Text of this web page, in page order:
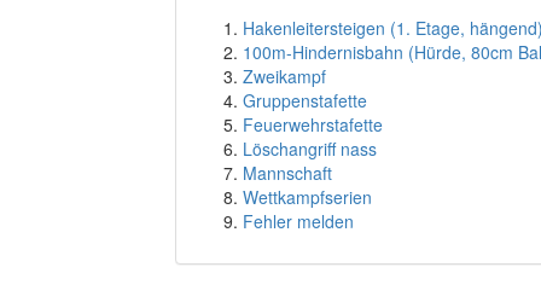
Hakenleitersteigen (1. Etage,
100m-Hindernisbahn (Hürde, 80cm
Zweikampf
Gruppenstafette
Feuerwehrstafette
Löschangriff nass
Mannschaft
Wettkampfserien
Fehler melden